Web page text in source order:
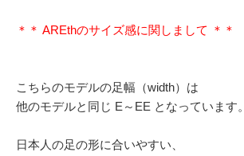
＊＊ AREthのサイズ感に関しまして ＊＊
こちらのモデルの足幅（width）は
他のモデルと同じ E～EE となっています。
日本人の足の形に合いやすい、